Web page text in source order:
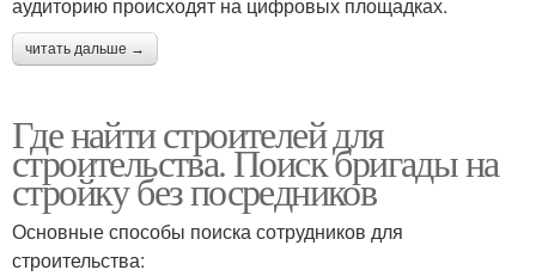
аудиторию происходят на цифровых площадках.
читать дальше →
Где найти строителей для
строительства. Поиск бригады на
стройку без посредников
Основные способы поиска сотрудников для
строительства: